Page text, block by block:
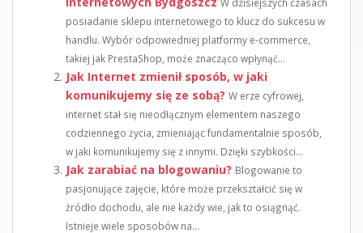
posiadanie sklepu internetowego to klucz do sukcesu w
handlu. Wybór odpowiedniej platformy e-commerce,
takiej jak PrestaShop, może znacząco wpłynąć...
Jak Internet zmienił sposób, w jaki
komunikujemy się ze sobą? W erze cyfrowej,
internet stał się nieodłącznym elementem naszego
codziennego życia, zmieniając fundamentalnie sposób,
w jaki komunikujemy się z innymi. Dzięki szybkości...
Jak zarabiać na blogowaniu? Blogowanie to
pasjonujące zajęcie, które może przekształcić się w
źródło dochodu, ale nie każdy wie, jak to osiągnąć.
Istnieje wiele sposobów na...